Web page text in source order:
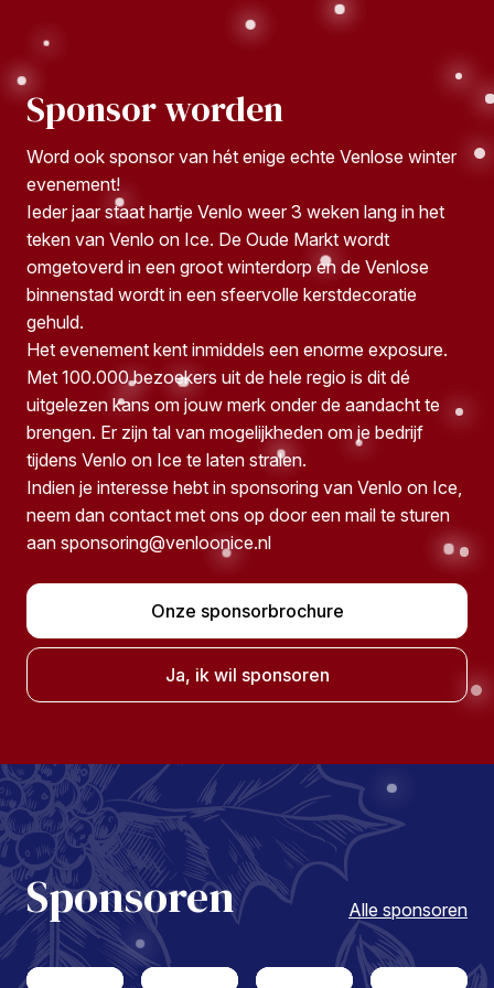
Sponsor worden
Word ook sponsor van hét enige echte Venlose winter
evenement!
Ieder jaar staat hartje Venlo weer 3 weken lang in het
teken van Venlo on Ice. De Oude Markt wordt
omgetoverd in een groot winterdorp en de Venlose
binnenstad wordt in een sfeervolle kerstdecoratie
gehuld.
Het evenement kent inmiddels een enorme exposure.
Met 100.000 bezoekers uit de hele regio is dit dé
uitgelezen kans om jouw merk onder de aandacht te
brengen. Er zijn tal van mogelijkheden om je bedrijf
tijdens Venlo on Ice te laten stralen.
Indien je interesse hebt in sponsoring van Venlo on Ice,
neem dan contact met ons op door een mail te sturen
aan sponsoring@venloonice.nl
Onze sponsorbrochure
Ja, ik wil sponsoren
Sponsoren Alle sponsoren